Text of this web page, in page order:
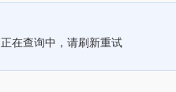
正在查询中，请刷新重试